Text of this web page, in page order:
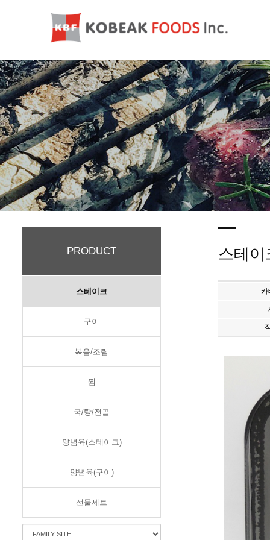
PRODUCT
스테이크
구이
볶음/조림
찜
국/탕/전골
양념육(스테이크)
양념육(구이)
선물세트
스테이
카